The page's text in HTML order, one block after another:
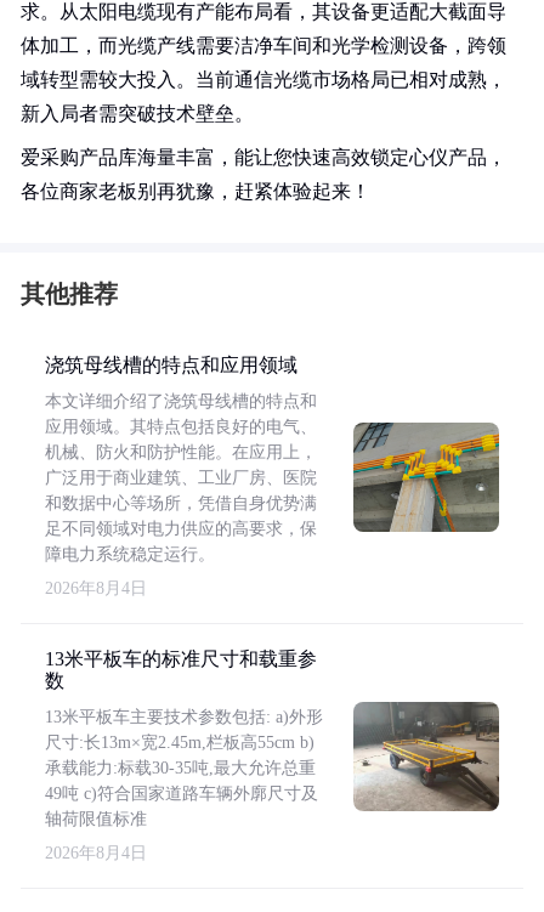
求。从太阳电缆现有产能布局看，其设备更适配大截面导
体加工，而光缆产线需要洁净车间和光学检测设备，跨领
域转型需较大投入。当前通信光缆市场格局已相对成熟，
新入局者需突破技术壁垒。
爱采购产品库海量丰富，能让您快速高效锁定心仪产品，
各位商家老板别再犹豫，赶紧体验起来！
其他推荐
浇筑母线槽的特点和应用领域
本文详细介绍了浇筑母线槽的特点和
应用领域。其特点包括良好的电气、
机械、防火和防护性能。在应用上，
广泛用于商业建筑、工业厂房、医院
和数据中心等场所，凭借自身优势满
足不同领域对电力供应的高要求，保
障电力系统稳定运行。
2026年8月4日
13米平板车的标准尺寸和载重参
数
13米平板车主要技术参数包括: a)外形
尺寸:长13m×宽2.45m,栏板高55cm b)
承载能力:标载30-35吨,最大允许总重
49吨 c)符合国家道路车辆外廓尺寸及
轴荷限值标准
2026年8月4日